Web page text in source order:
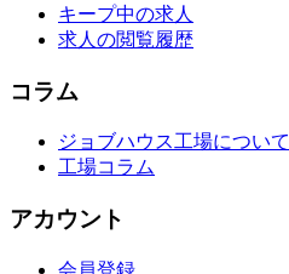
キープ中の求人
求人の閲覧履歴
コラム
ジョブハウス工場について
工場コラム
アカウント
会員登録